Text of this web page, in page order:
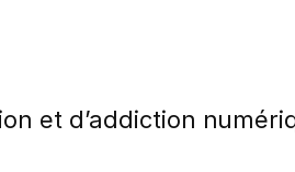
et d’addiction